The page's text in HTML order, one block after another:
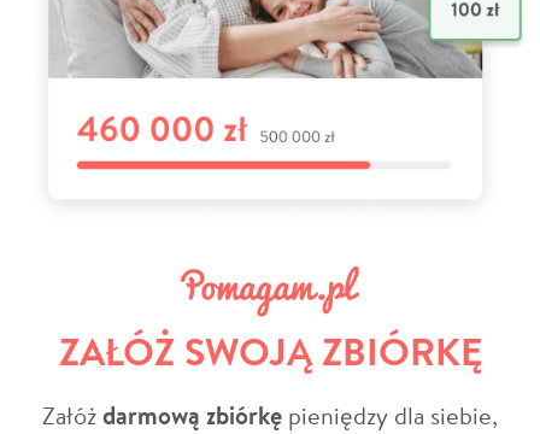
ZAŁÓŻ SWOJĄ ZBIÓRKĘ
Załóżdarmową zbiórkę pieniędzy dla siebie,